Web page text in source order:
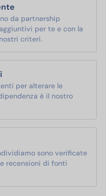
da partnership
per te e con la
criteri.
per alterare le
è il nostro
sono verificate
recensioni di fonti